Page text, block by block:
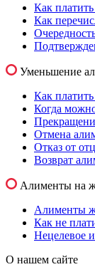
Как
Как
Уменьшение
Как
Когда
Отмена
Отказ от
Возврат
Алименты на
Алименты
Как не
Нецелевое
О нашем сайте